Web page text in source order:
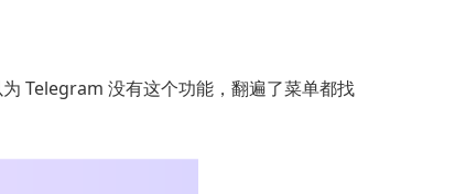
Telegram 没有这个功能，翻遍了菜单都找